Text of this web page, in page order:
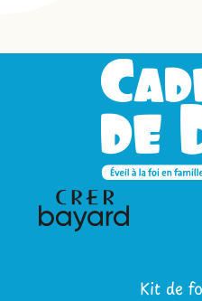
Kit de